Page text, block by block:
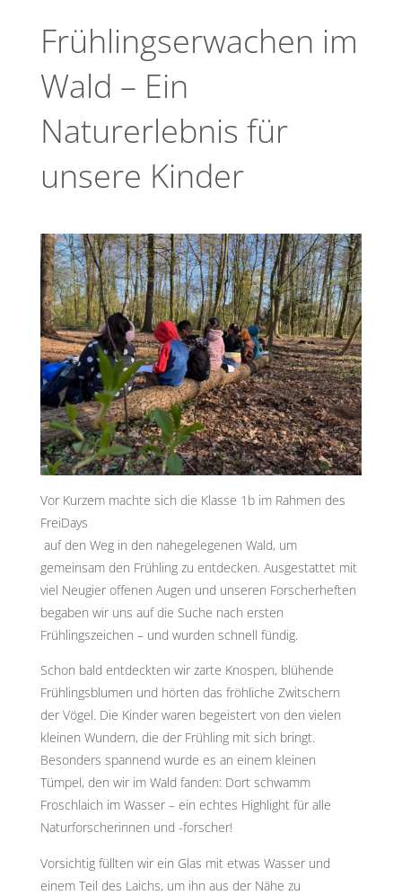
Frühlingserwachen im
Wald – Ein
Naturerlebnis für
unsere Kinder
Vor Kurzem machte sich die Klasse 1b im Rahmen des
FreiDays
​​​ auf den Weg in den nahegelegenen Wald, um
gemeinsam den Frühling zu entdecken. Ausgestattet mit
viel Neugier offenen Augen und unseren Forscherheften
begaben wir uns auf die Suche nach ersten
Frühlingszeichen – und wurden schnell fündig.
Schon bald entdeckten wir zarte Knospen, blühende
Frühlingsblumen und hörten das fröhliche Zwitschern
der Vögel. Die Kinder waren begeistert von den vielen
kleinen Wundern, die der Frühling mit sich bringt.
Besonders spannend wurde es an einem kleinen
Tümpel, den wir im Wald fanden: Dort schwamm
Froschlaich im Wasser – ein echtes Highlight für alle
Naturforscherinnen und -forscher!
Vorsichtig füllten wir ein Glas mit etwas Wasser und
einem Teil des Laichs, um ihn aus der Nähe zu